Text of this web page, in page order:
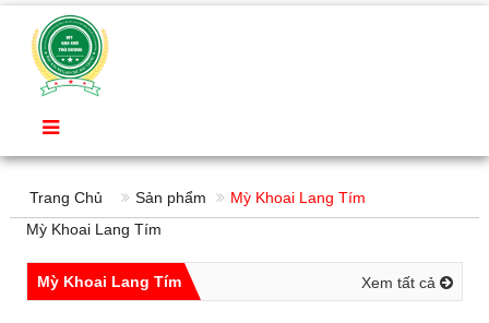
Trang Chủ Sản phẩm
Mỳ Khoai Lang Tím
Mỳ Khoai Lang Tím
Mỳ Khoai Lang Tím Xem tất cả